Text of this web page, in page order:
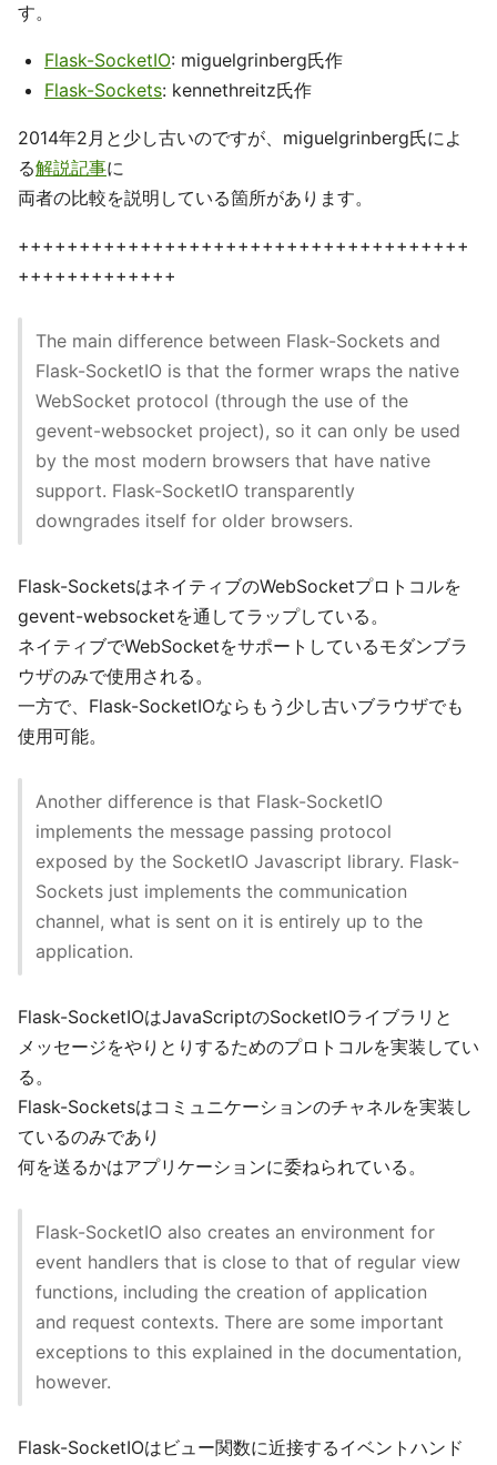
す。
Flask-SocketIO: miguelgrinberg氏作
Flask-Sockets: kennethreitz氏作
2014年2月と少し古いのですが、miguelgrinberg氏によ
る解説記事に
両者の比較を説明している箇所があります。
+++++++++++++++++++++++++++++++++++++
+++++++++++++
The main difference between Flask-Sockets and
Flask-SocketIO is that the former wraps the native
WebSocket protocol (through the use of the
gevent-websocket project), so it can only be used
by the most modern browsers that have native
support. Flask-SocketIO transparently
downgrades itself for older browsers.
Flask-SocketsはネイティブのWebSocketプロトコルを
gevent-websocketを通してラップしている。
ネイティブでWebSocketをサポートしているモダンブラ
ウザのみで使用される。
一方で、Flask-SocketIOならもう少し古いブラウザでも
使用可能。
Another difference is that Flask-SocketIO
implements the message passing protocol
exposed by the SocketIO Javascript library. Flask-
Sockets just implements the communication
channel, what is sent on it is entirely up to the
application.
Flask-SocketIOはJavaScriptのSocketIOライブラリと
メッセージをやりとりするためのプロトコルを実装してい
る。
Flask-Socketsはコミュニケーションのチャネルを実装し
ているのみであり
何を送るかはアプリケーションに委ねられている。
Flask-SocketIO also creates an environment for
event handlers that is close to that of regular view
functions, including the creation of application
and request contexts. There are some important
exceptions to this explained in the documentation,
however.
Flask-SocketIOはビュー関数に近接するイベントハンド